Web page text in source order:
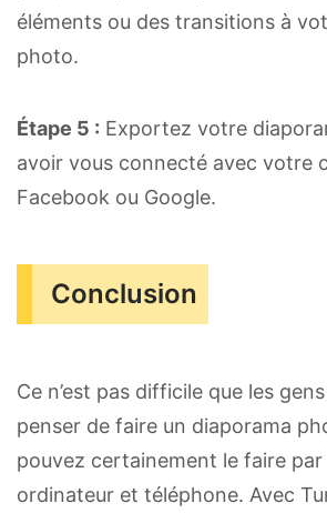
éléments ou des transitions à
photo.
Étape 5 : Exportez votre
avoir vous connecté avec votre
Facebook ou Google.
Conclusion
Ce n’est pas difficile que les
penser de faire un diaporama
pouvez certainement le faire
ordinateur et téléphone. Avec